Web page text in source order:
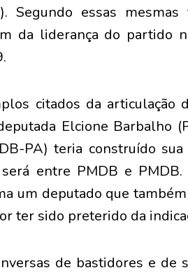
Segundo essas
da liderança do partido
citados da articulação
Elcione Barbalho
PA) teria construído
entre PMDB e
um deputado que
ter sido preterido da
de bastidores e de